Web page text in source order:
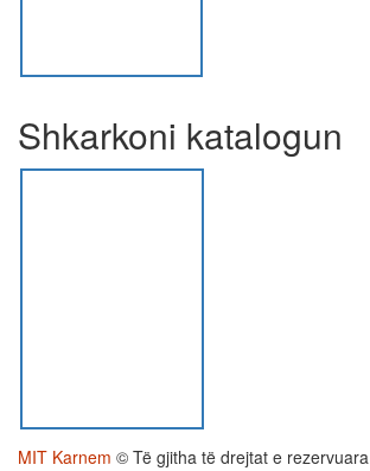
Shkarkoni katalogun
MIT Karnem © Të gjitha të drejtat e rezervuara